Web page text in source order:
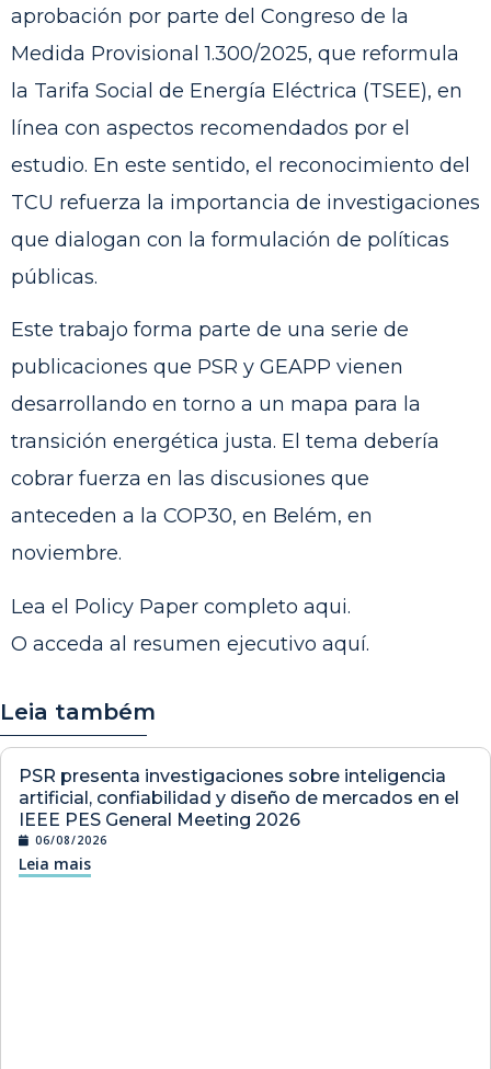
aprobación por parte del Congreso de la
Medida Provisional 1.300/2025, que reformula
la Tarifa Social de Energía Eléctrica (TSEE), en
línea con aspectos recomendados por el
estudio. En este sentido, el reconocimiento del
TCU refuerza la importancia de investigaciones
que dialogan con la formulación de políticas
públicas.
Este trabajo forma parte de una serie de
publicaciones que PSR y GEAPP vienen
desarrollando en torno a un mapa para la
transición energética justa. El tema debería
cobrar fuerza en las discusiones que
anteceden a la COP30, en Belém, en
noviembre.
Lea el Policy Paper completo aqui.
O acceda al resumen ejecutivo aquí.
Leia também
PSR presenta investigaciones sobre inteligencia
artificial, confiabilidad y diseño de mercados en el
IEEE PES General Meeting 2026
06/08/2026
Leia mais